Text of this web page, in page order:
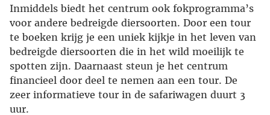
Inmiddels biedt het centrum ook fokprogramma’s
voor andere bedreigde diersoorten. Door een tour
te boeken krijg je een uniek kijkje in het leven van
bedreigde diersoorten die in het wild moeilijk te
spotten zijn. Daarnaast steun je het centrum
financieel door deel te nemen aan een tour. De
zeer informatieve tour in de safariwagen duurt 3
uur.